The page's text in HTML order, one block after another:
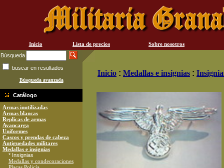
Inicio Lista de precios
Sobre nosotros
Búsqueda
buscar en resultados
Búsqueda avanzada
Catálogo
Armas inutilizadas
Armas blancas
Replicas de armas
Avancarga
Uniformes
Cascos y prendas de cabeza
Antiguedades militares
Medallas e insignias
* Insignias
Medallas y condecoraciones
Inicio : Medallas e insignias :